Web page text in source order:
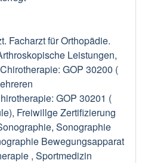
Facharzt für Orthopädie.
Leistungen,
GOP 30200 (
GOP 30201 (
Freiwillge Zertifizierung
Sonographie
Bewegungsapparat
, Sportmedizin